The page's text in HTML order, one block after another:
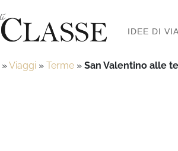
IDEE DI
»Viaggi » Terme » San Valentino alle